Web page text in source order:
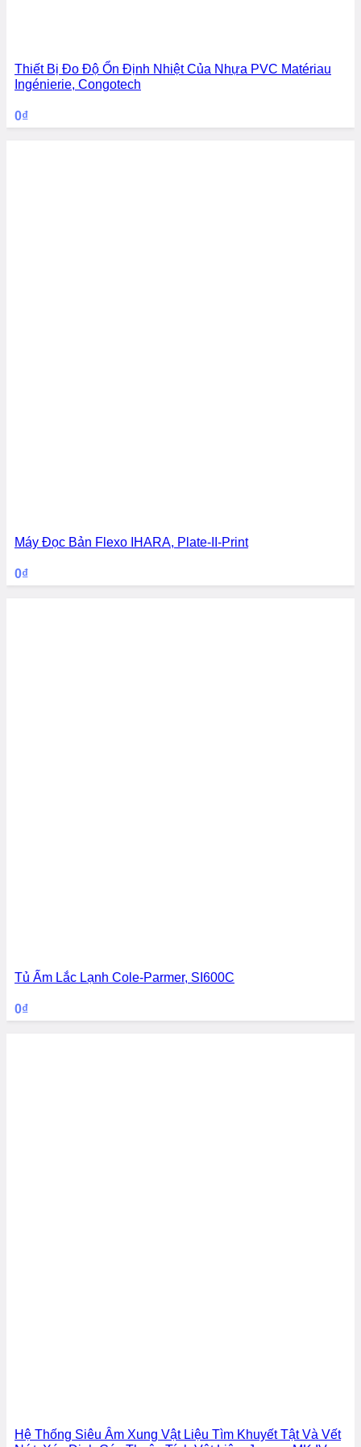
Thiết Bị Đo Độ Ổn Định Nhiệt Của Nhựa PVC Matériau
Ingénierie, Congotech
0₫
Máy Đọc Bản Flexo IHARA, Plate-II-Print
0₫
Tủ Ấm Lắc Lạnh Cole-Parmer, SI600C
0₫
Hệ Thống Siêu Âm Xung Vật Liệu Tìm Khuyết Tật Và Vết